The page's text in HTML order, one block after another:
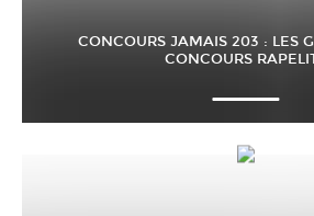
CONCOURS JAMAIS 203 : LES
CONCOURS